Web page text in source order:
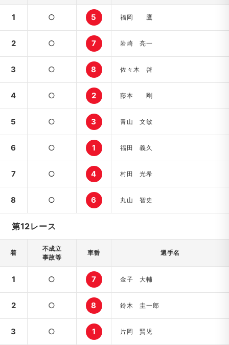
1 ○ 5 福岡 鷹
2 ○ 7 岩崎 亮一
3 ○ 8 佐々木 啓
4 ○ 2 藤本 剛
5 ○ 3 青山 文敏
6 ○ 1 福田 義久
7 ○ 4 村田 光希
8 ○ 6 丸山 智史
第12レース
着
不成立
事故等
車番 選手名
1 ○ 7 金子 大輔
2 ○ 8 鈴木 圭一郎
3 ○ 1 片岡 賢児